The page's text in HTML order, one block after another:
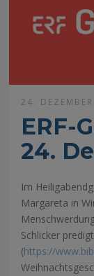
24.
ERF-
24.
Im
Margareta in
Schlicker
(https://